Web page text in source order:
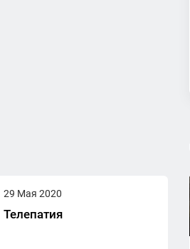
29 Мая 2020
Телепатия